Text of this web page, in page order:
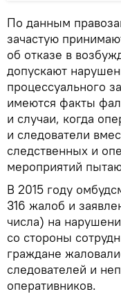
По данным
зачастую
об отказе в
допускают
процессуального
имеются факты
и случаи, когда
и следователи
следственных и
мероприятий
В 2015 году
316 жалоб и
числа) на
со стороны
граждане
следователей и
оперативников.